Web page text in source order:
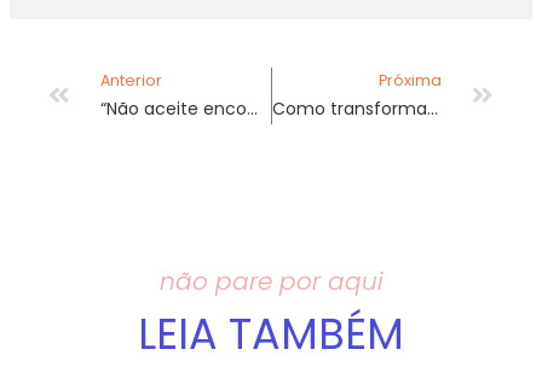
Anterior
“Não aceite encomendas”.
Próxima
Como transformar riscos psicossociais em aliados da gestão de pessoas.
não pare por aqui
LEIA TAMBÉM